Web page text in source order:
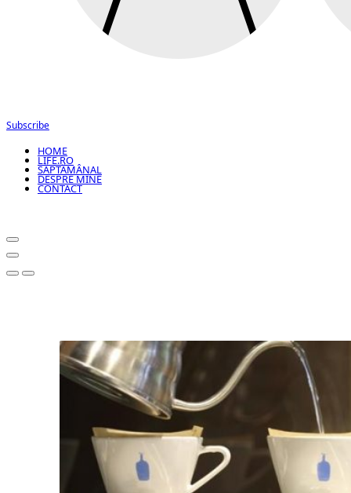
Subscribe
HOME
LIFE.RO
SĂPTĂMÂNAL
DESPRE MINE
CONTACT